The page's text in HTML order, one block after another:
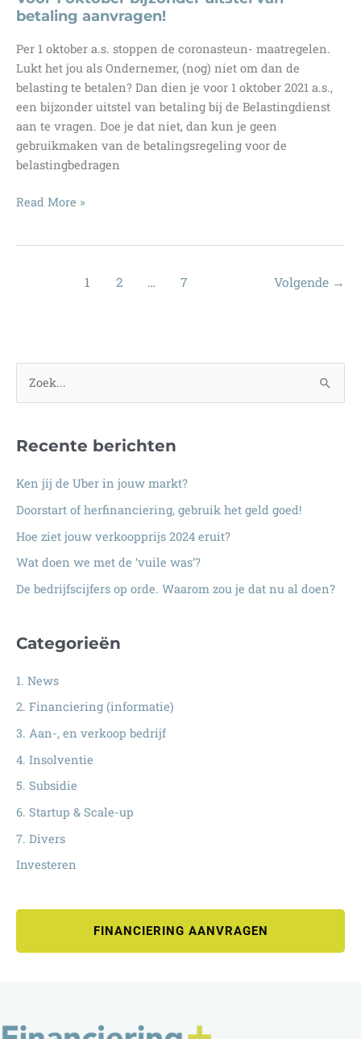
mijn
te
verkopen?
En
waarom
dan
nu?
betaling aanvragen!
Per 1 oktober a.s. stoppen de coronasteun- maatregelen.
Lukt het jou als Ondernemer, (nog) niet om dan de
belasting te betalen? Dan dien je voor 1 oktober 2021 a.s.,
een bijzonder uitstel van betaling bij de Belastingdienst
aan te vragen. Doe je dat niet, dan kun je geen
gebruikmaken van de betalingsregeling voor de
belastingbedragen
Voor
Read More »
1 2 … 7 Volgende →
k
a
a
r
:
Recente berichten
Ken jij de Uber in jouw markt?
Doorstart of herfinanciering, gebruik het geld goed!
Hoe ziet jouw verkoopprijs 2024 eruit?
Wat doen we met de ‘vuile was’?
De bedrijfscijfers op orde. Waarom zou je dat nu al doen?
Categorieën
1. News
2. Financiering (informatie)
3. Aan-, en verkoop bedrijf
4. Insolventie
5. Subsidie
6. Startup & Scale-up
7. Divers
Investeren
FINANCIERING AANVRAGEN